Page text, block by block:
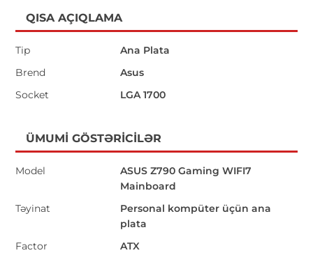
QISA AÇIQLAMA
Tip
Ana Plata
Brend
Asus
Socket
LGA 1700
ÜMUMI GÖSTƏRICILƏR
Model
ASUS Z790 Gaming WIFI7
Mainboard
Təyinat
Personal kompüter üçün ana
plata
Factor
ATX